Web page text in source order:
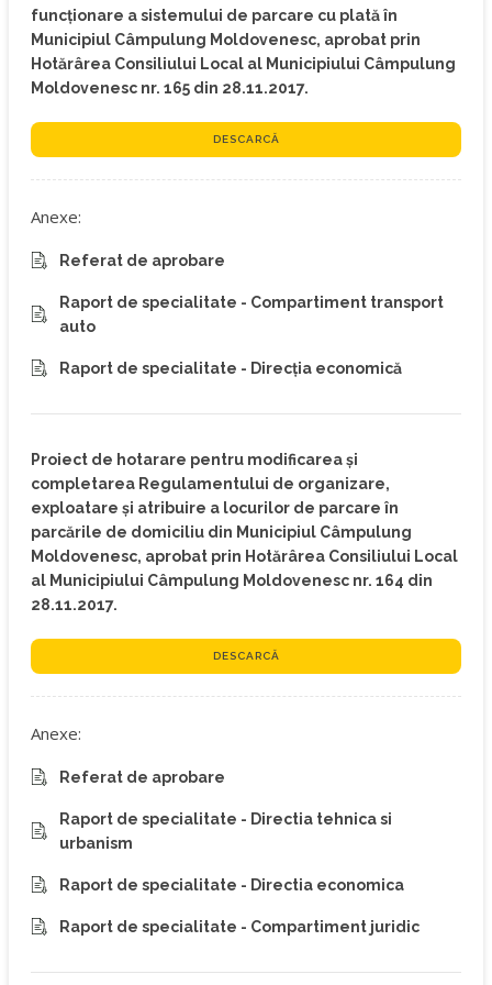
funcţionare a sistemului de parcare cu plată în
Municipiul Câmpulung Moldovenesc, aprobat prin
Hotărârea Consiliului Local al Municipiului Câmpulung
Moldovenesc nr. 165 din 28.11.2017.
DESCARCĂ
Anexe:
Referat de aprobare
Raport de specialitate - Compartiment transport
auto
Raport de specialitate - Direcția economică
Proiect de hotarare pentru modificarea și
completarea Regulamentului de organizare,
exploatare și atribuire a locurilor de parcare în
parcările de domiciliu din Municipiul Câmpulung
Moldovenesc, aprobat prin Hotărârea Consiliului Local
al Municipiului Câmpulung Moldovenesc nr. 164 din
28.11.2017.
DESCARCĂ
Anexe:
Referat de aprobare
Raport de specialitate - Directia tehnica si
urbanism
Raport de specialitate - Directia economica
Raport de specialitate - Compartiment juridic